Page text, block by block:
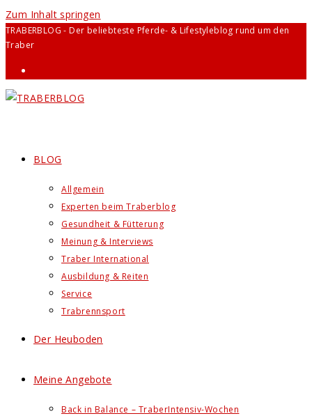
Zum Inhalt springen
TRABERBLOG - Der beliebteste Pferde- & Lifestyleblog rund um den
Traber
BLOG
Allgemein
Experten beim Traberblog
Gesundheit & Fütterung
Meinung & Interviews
Traber International
Ausbildung & Reiten
Service
Trabrennsport
Der Heuboden
Meine Angebote
Back in Balance – TraberIntensiv-Wochen